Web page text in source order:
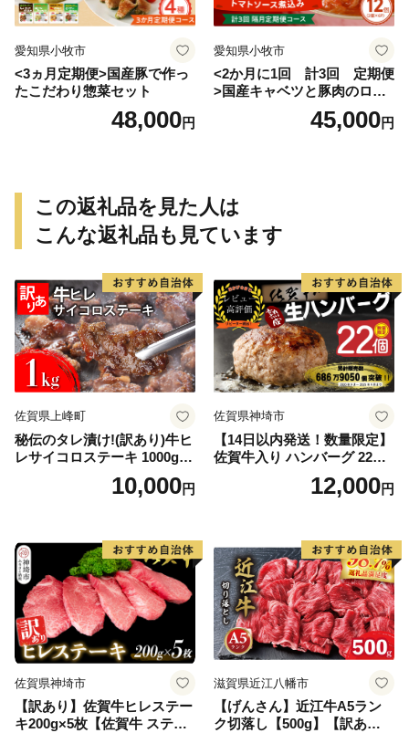
愛知県小牧市
<3ヵ月定期便>国産豚で作っ
たこだわり惣菜セット
48,000円
愛知県小牧市
<2か月に1回 計3回 定期便
>国産キャベツと豚肉のロー
ルキャベツ（6P入り）
45,000円
この返礼品を見た人は
こんな返礼品も見ています
佐賀県上峰町
秘伝のタレ漬け!(訳あり)牛ヒ
レサイコロステーキ 1000g
10,000円
佐賀県神埼市
【14日以内発送！数量限定】
佐賀牛入り ハンバーグ 22個
2.6kg(120g×22個)【佐賀牛
黒毛和牛 ブランド牛 九州 ハ
気】(H083106)
12,000円
佐賀県神埼市
【訳あり】佐賀牛ヒレステー
キ200g×5枚【佐賀牛 ステー
滋賀県近江八幡市
【げんさん】近江牛A5ラン
ク切落し【500g】【訳あり】